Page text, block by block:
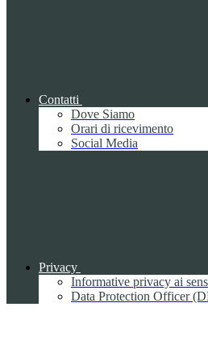
Contatti
Dove Siamo
Orari di ricevimento
Social Media
Privacy
Informative privacy ai
Data Protection Officer